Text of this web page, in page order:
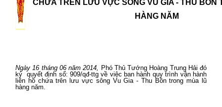
CHỨA TRÊN LƯU VỰC SÔNG VU GIA - THU BỒN
HÀNG NĂM
Ngày16 tháng 06năm2014, Phó Thủ Tướng Hoàng Trung Hải đó
ký quyết định số: 909/qđ-ttgvề việc ban hành quy trình vận hành
liên hồ chứa trên lưu vực sông Vu Gia - Thu Bồn trong mùa lũ
hàng năm.